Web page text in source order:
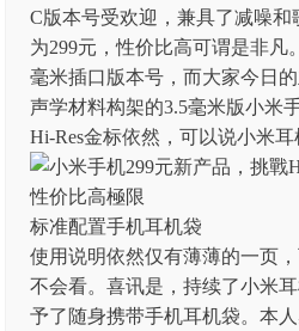
C版本号受欢迎，兼具了减噪
为299元，性价比高可谓是非凡
毫米插口版本号，而大家今日
声学材料构架的3.5毫米版小米
Hi-Res金标依然，可以说小米
标准配置手机耳机袋
使用说明依然仅有薄薄的一页
不会看。喜讯是，持续了小米
予了随身携带手机耳机袋。本